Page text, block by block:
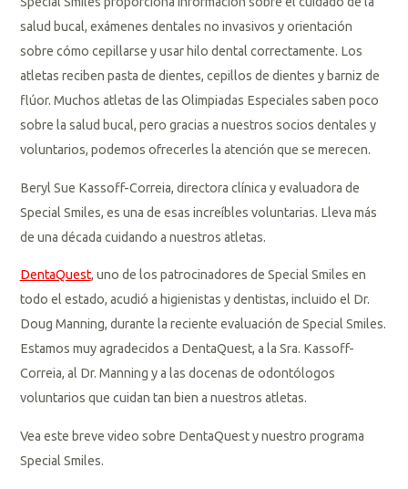
salud bucal, exámenes dentales no invasivos y orientación
sobre cómo cepillarse y usar hilo dental correctamente. Los
atletas reciben pasta de dientes, cepillos de dientes y barniz de
flúor. Muchos atletas de las Olimpiadas Especiales saben poco
sobre la salud bucal, pero gracias a nuestros socios dentales y
voluntarios, podemos ofrecerles la atención que se merecen.
Beryl Sue Kassoff-Correia, directora clínica y evaluadora de
Special Smiles, es una de esas increíbles voluntarias. Lleva más
de una década cuidando a nuestros atletas.
DentaQuest, uno de los patrocinadores de Special Smiles en
todo el estado, acudió a higienistas y dentistas, incluido el Dr.
Doug Manning, durante la reciente evaluación de Special Smiles.
Estamos muy agradecidos a DentaQuest, a la Sra. Kassoff-
Correia, al Dr. Manning y a las docenas de odontólogos
voluntarios que cuidan tan bien a nuestros atletas.
Vea este breve video sobre DentaQuest y nuestro programa
Special Smiles.